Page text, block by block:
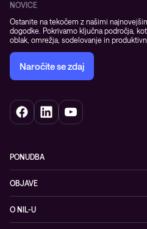
NOVICE
Ostanite na tekočem z našimi
dogodke. Pokrivamo ključna področja,
oblak, omrežja, sodelovanje in
Naročite se zdaj
PONUDBA
Omrežje
Hibridni oblak
OBJAVE
Blogi
O NIL-U